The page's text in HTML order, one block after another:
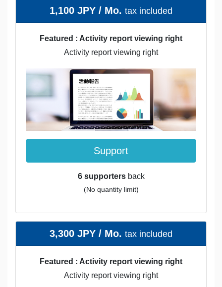
1,100 JPY / Mo. tax included
Featured : Activity report viewing right
Activity report viewing right
Support
6 supportersback
(No quantity limit)
3,300 JPY / Mo. tax included
Featured : Activity report viewing right
Activity report viewing right